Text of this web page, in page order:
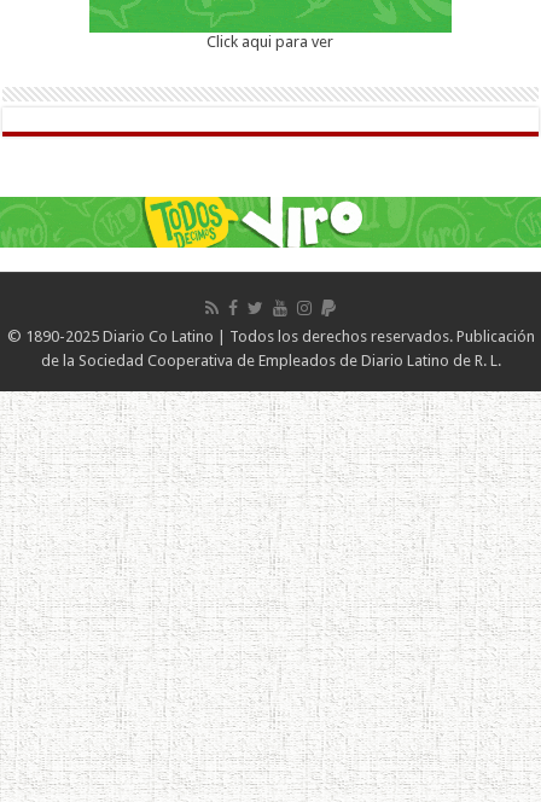
Click aqui para ver
© 1890-2025 Diario Co Latino | Todos los derechos reservados. Publicación
de la Sociedad Cooperativa de Empleados de Diario Latino de R. L.